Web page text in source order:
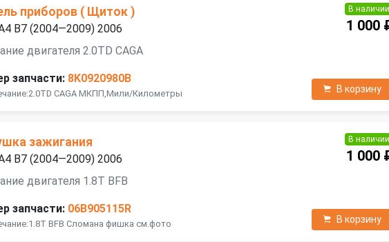
приборов ( Щиток )
B7 (2004—2009) 2006
двигателя 2.0TD CAGA
запчасти: 8K0920980B
CAGA МКПП,Мили/Километры
В наличии
1 000
В корзину
зажигания
B7 (2004—2009) 2006
двигателя 1.8T BFB
запчасти: 06B905115R
BFB Сломана фишка см.фото
В наличии
1 000
В корзину